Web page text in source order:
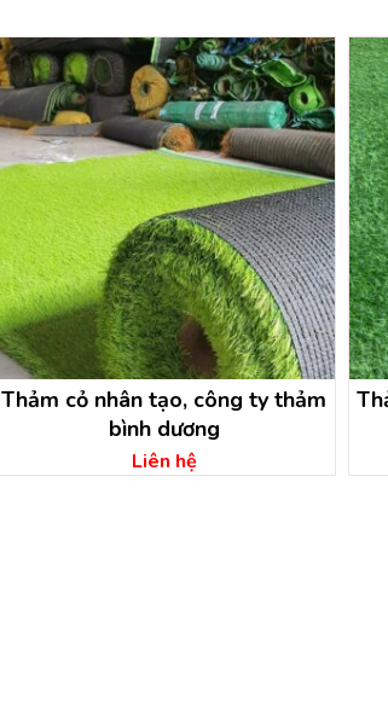
Thảm cỏ nhân tạo, công ty thảm
bình dương
Liên hệ